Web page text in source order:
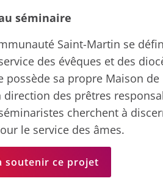
séminaire
Saint-Martin se
des évêques et des
possède sa propre Maison
direction des prêtres
cherchent à
le service des âmes.
soutenir ce projet